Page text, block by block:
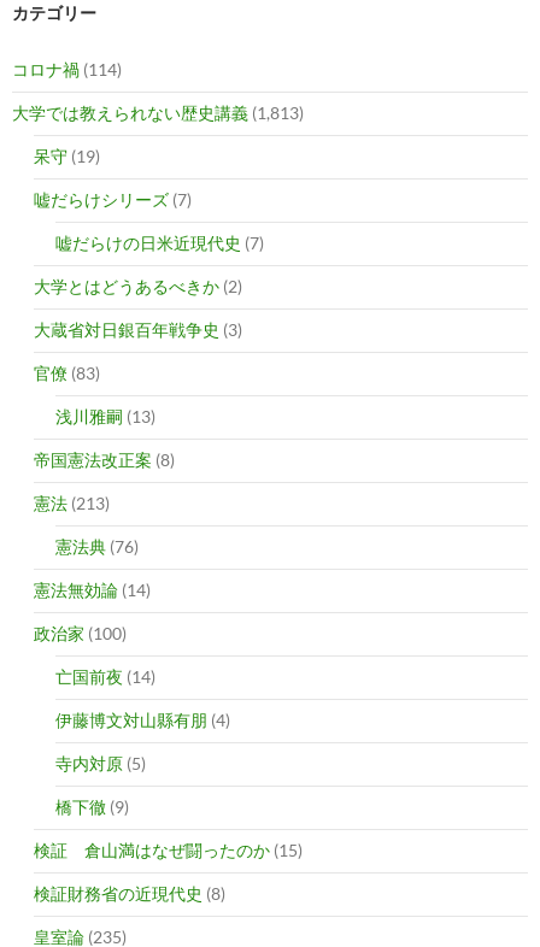
カテゴリー
コロナ禍 (114)
大学では教えられない歴史講義 (1,813)
呆守 (19)
嘘だらけシリーズ (7)
嘘だらけの日米近現代史 (7)
大学とはどうあるべきか (2)
大蔵省対日銀百年戦争史 (3)
官僚 (83)
浅川雅嗣 (13)
帝国憲法改正案 (8)
憲法 (213)
憲法典 (76)
憲法無効論 (14)
政治家 (100)
亡国前夜 (14)
伊藤博文対山縣有朋 (4)
寺内対原 (5)
橋下徹 (9)
検証 倉山満はなぜ闘ったのか (15)
検証財務省の近現代史 (8)
皇室論 (235)